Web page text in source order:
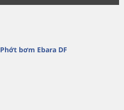
Phớt bơm Ebara DF